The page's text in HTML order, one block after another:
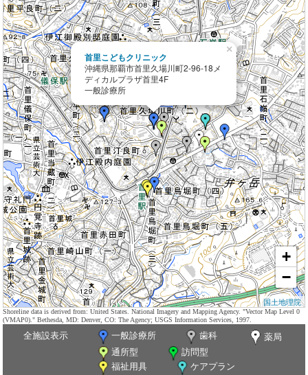
首里こどもクリニック
沖縄県那覇市首里久場川町2-96-18メ
ディカルプラザ首里4F
一般診療所
×
+
−
国土地理院
Shoreline data is derived from: United States. National Imagery and Mapping Agency. "Vector Map Level 0
(VMAP0)." Bethesda, MD: Denver, CO: The Agency; USGS Information Services, 1997.
全施設表示 一般診療所 歯科
薬局
通所型
訪問型
福祉用具
ケアプラン